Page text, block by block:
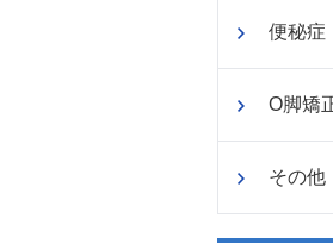
便秘症
O脚矯
その他